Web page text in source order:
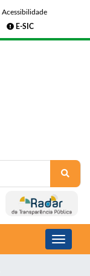
Acessibilidade
E-SIC
Toggle